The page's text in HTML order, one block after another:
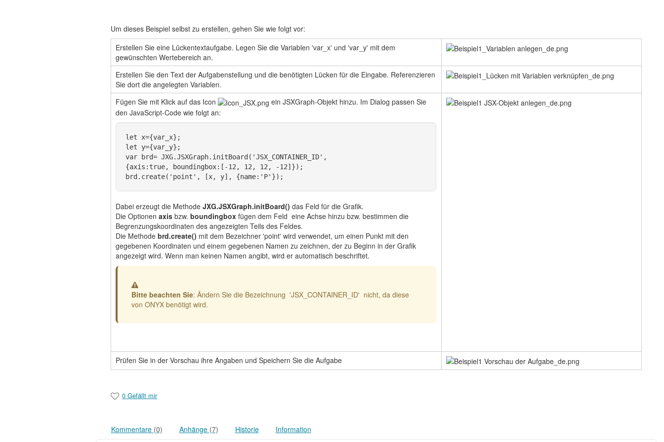
Um dieses Beispiel selbst zu erstellen, gehen Sie wie folgt vor:
Erstellen Sie eine Lückentextaufgabe. Legen Sie die Variablen 'var_x' und 'var_y' mit dem
gewünschten Wertebereich an.
Erstellen Sie den Text der Aufgabenstellung und die benötigten Lücken für die Eingabe. Referenzieren
Sie dort die angelegten Variablen.
Fügen Sie mit Klick auf das Icon
ein JSXGraph-Objekt hinzu. Im Dialog passen Sie
den JavaScript-Code wie folgt an:
let x={var_x};
let y={var_y};
var brd= JXG.JSXGraph.initBoard('JSX_CONTAINER_ID',
{axis:true, boundingbox:[-12, 12, 12, -12]});
brd.create('point', [x, y], {name:'P'});
Dabei erzeugt die MethodeJXG.JSXGraph.initBoard() das Feld für die Grafik.
Die Optionenaxisbzw.boundingboxfügen dem Feld eine Achse hinzu bzw. bestimmen die
Begrenzungskoordinaten des angezeigten Teils des Feldes.
Die Methodebrd.create() mit dem Bezeichner 'point' wird verwendet, um einen Punkt mit den
gegebenen Koordinaten und einem gegebenen Namen zu zeichnen, der zu Beginn in der Grafik
angezeigt wird. Wenn man keinen Namen angibt, wird er automatisch beschriftet.
Warnung
Bitte beachten Sie: Ändern Sie die Bezeichnung 'JSX_CONTAINER_ID' nicht, da diese
von ONYX benötigt wird.
Prüfen Sie in der Vorschau ihre Angaben und Speichern Sie die Aufgabe
0 Gefällt mir
Kommentare (0) Anhänge (7) Historie Information